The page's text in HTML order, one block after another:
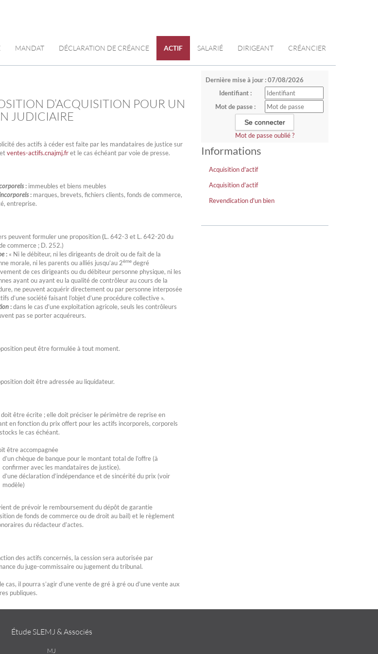
MANDAT DÉCLARATION DE CRÉANCE ACTIF SALARIÉ DIRIGEANT CRÉANCIER
Dernière mise à jour : 07/08/2026
Identifiant :
Mot de passe :
Mot de passe oublié ?
Informations
Acquisition d'actif
Acquisition d'actif
Revendication d'un bien
D’ACQUISITION POUR UN
JUDICIAIRE
des actifs à céder est faite par les mandataires de justice sur
ventes-actifs.cnajmj.fret le cas échéant par voie de presse.
: immeubles et biens meubles
:marques, brevets, fichiers clients, fonds de commerce,
entreprise.
peuvent formuler une proposition(L. 642-3 et L. 642-20 du
commerce ; D. 252.)
:« Ni le débiteur, ni les dirigeants de droit ou de fait de la
morale, ni les parents ou alliés jusqu’au 2èmedegré
de ces dirigeants ou du débiteur personne physique, ni les
ayant ou ayant eu la qualité de contrôleur au cours de la
ne peuvent acquérir directement ou par personne interposée
d’une société faisant l’objet d’une procédure collective ».
: dans le cas d’une exploitation agricole, seuls les contrôleurs
pas se porter acquéreurs.
peut être formulée à tout moment.
doit être adressée au liquidateur.
doit être écrite ; elle doit préciser le périmètre de reprise en
en fonction du prix offert pour les actifs incorporels, corporels
le cas échéant.
être accompagnée
d’un chèque de banque pour le montant total de l’offre (à
confirmer avec les mandataires de justice).
d’une déclaration d’indépendance et de sincérité du prix (voir
modèle)
de prévoir le remboursement du dépôt de garantie
de fonds de commerce ou de droit au bail) et le règlement
du rédacteur d’actes.
des actifs concernés, la cession sera autorisée par
du juge-commissaire ou jugement du tribunal.
cas, il pourra s’agir d’une vente de gré à gré ou d’une vente aux
publiques.
Étude SLEMJ & Associés
MJ